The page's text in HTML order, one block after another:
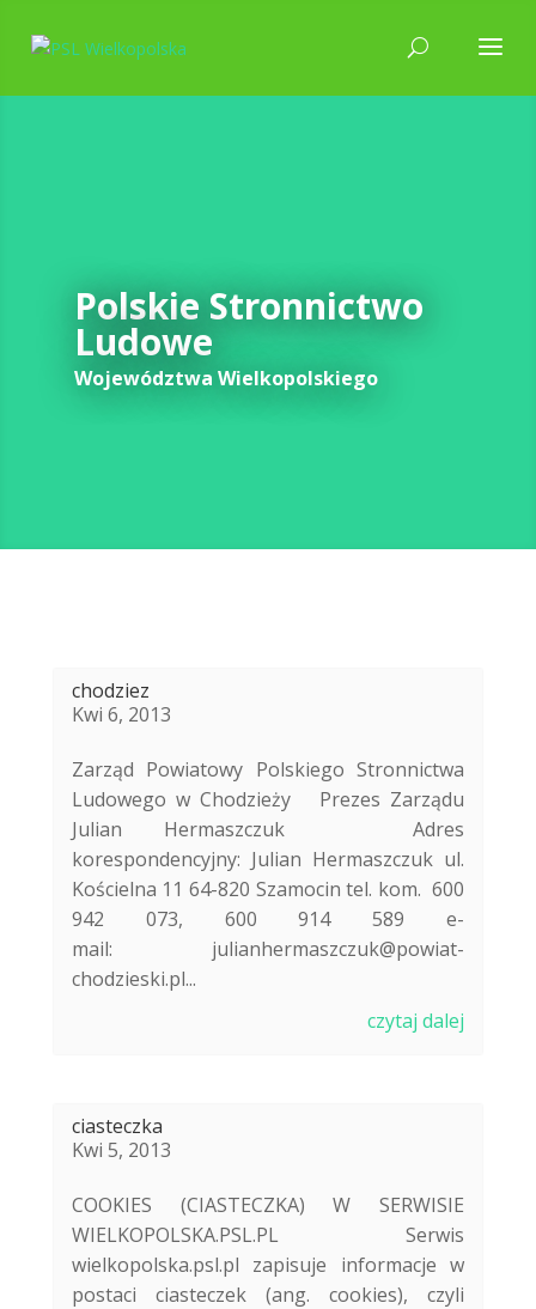
Polskie Stronnictwo
Ludowe
Województwa Wielkopolskiego
chodziez
Kwi 6, 2013
Zarząd Powiatowy Polskiego Stronnictwa
Ludowego w Chodzieży Prezes Zarządu
Julian Hermaszczuk Adres
korespondencyjny: Julian Hermaszczuk ul.
Kościelna 11 64-820 Szamocin tel. kom. 600
942 073, 600 914 589 e-
mail: julianhermaszczuk@powiat-
chodzieski.pl...
czytaj dalej
ciasteczka
Kwi 5, 2013
COOKIES (CIASTECZKA) W SERWISIE
WIELKOPOLSKA.PSL.PL Serwis
wielkopolska.psl.pl zapisuje informacje w
postaci ciasteczek (ang. cookies), czyli